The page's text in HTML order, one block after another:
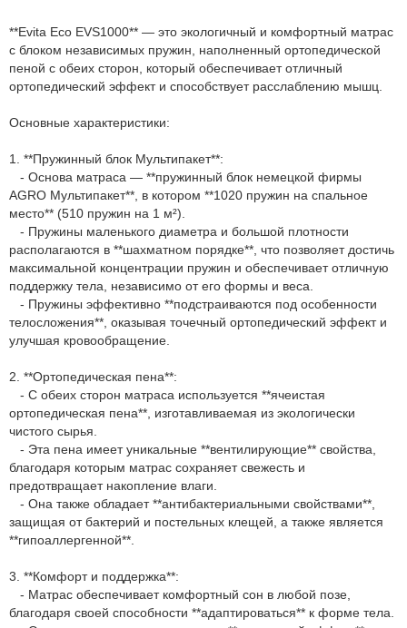
**Evita Eco EVS1000** — это экологичный и комфортный матрас
с блоком независимых пружин, наполненный ортопедической
пеной с обеих сторон, который обеспечивает отличный
ортопедический эффект и способствует расслаблению мышц.
Основные характеристики:
1. **Пружинный блок Мультипакет**:
- Основа матраса — **пружинный блок немецкой фирмы
AGRO Мультипакет**, в котором **1020 пружин на спальное
место** (510 пружин на 1 м²).
- Пружины маленького диаметра и большой плотности
располагаются в **шахматном порядке**, что позволяет достичь
максимальной концентрации пружин и обеспечивает отличную
поддержку тела, независимо от его формы и веса.
- Пружины эффективно **подстраиваются под особенности
телосложения**, оказывая точечный ортопедический эффект и
улучшая кровообращение.
2. **Ортопедическая пена**:
- С обеих сторон матраса используется **ячеистая
ортопедическая пена**, изготавливаемая из экологически
чистого сырья.
- Эта пена имеет уникальные **вентилирующие** свойства,
благодаря которым матрас сохраняет свежесть и
предотвращает накопление влаги.
- Она также обладает **антибактериальными свойствами**,
защищая от бактерий и постельных клещей, а также является
**гипоаллергенной**.
3. **Комфорт и поддержка**:
- Матрас обеспечивает комфортный сон в любой позе,
благодаря своей способности **адаптироваться** к форме тела.